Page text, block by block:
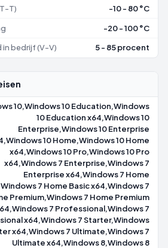
T) -10 - 80 °C
-20 - 100 °C
bedrijf (V-V) 5 - 85 procent
10,Windows 10 Education,Windows
10 Education x64,Windows 10
Enterprise,Windows 10 Enterprise
10 Home,Windows 10 Home
x64,Windows 10 Pro,Windows 10 Pro
x64,Windows 7 Enterprise,Windows 7
Enterprise x64,Windows 7 Home
7 Home Basic x64,Windows 7
Premium,Windows 7 Home Premium
7 Professional,Windows 7
x64,Windows 7 Starter,Windows
x64,Windows 7 Ultimate,Windows 7
Ultimate x64,Windows 8,Windows 8